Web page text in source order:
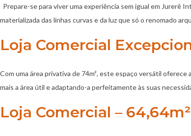
Prepare-se para viver uma experiência sem igual em Jurerê
materializada das linhas curvas e da luz que só o renomado
Loja Comercial
Com uma área privativa de 74m², este espaço versátil
mais a área útil e adaptando-a perfeitamente às suas
Loja Comercial –